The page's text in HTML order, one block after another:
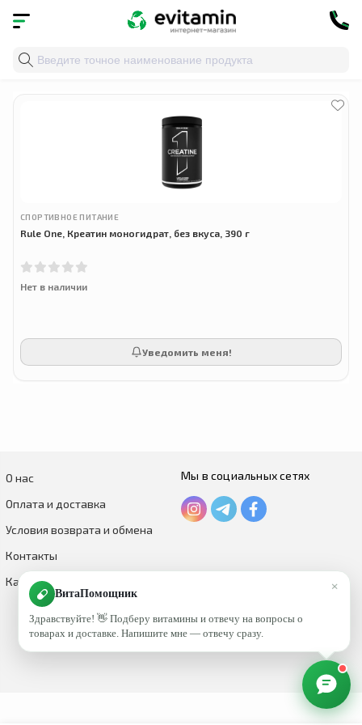
Главная » креатин 390 г
СПОРТИВНОЕ ПИТАНИЕ
Rule One, Креатин моногидрат, без вкуса, 390 г
Нет в наличии
Уведомить меня!
О нас
Оплата и доставка
Условия возврата и обмена
Контакты
Каталог по брендам
Мы в социальных сетях
×
ВитаПомощник
Здравствуйте! 👋 Подберу витамины и отвечу на вопросы о
товарах и доставке. Напишите мне — отвечу сразу.